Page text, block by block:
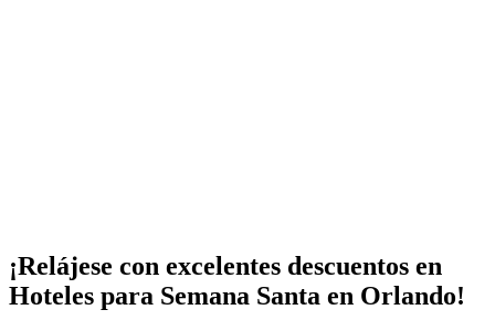
¡Relájese con excelentes descuentos en
Hoteles para Semana Santa en Orlando!